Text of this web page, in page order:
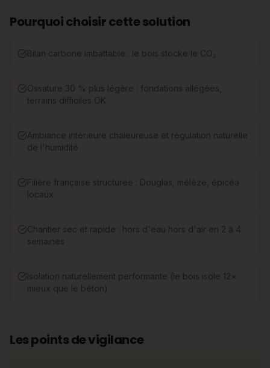
Pourquoi choisir cette solution
Bilan carbone imbattable : le bois stocke le CO₂
Ossature 30 % plus légère : fondations allégées,
terrains difficiles OK
Ambiance intérieure chaleureuse et régulation naturelle
de l'humidité
Filière française structurée : Douglas, mélèze, épicéa
locaux
Chantier sec et rapide : hors d'eau hors d'air en 2 à 4
semaines
Isolation naturellement performante (le bois isole 12×
mieux que le béton)
Les points de vigilance